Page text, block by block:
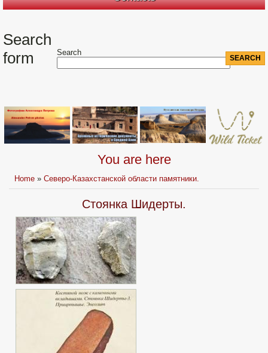
Search
form
Search
You are here
Home »Северо-Казахстанской области памятники.
Стоянка Шидерты.